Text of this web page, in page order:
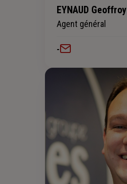
EYNAUD Geoffroy
Agent général
-